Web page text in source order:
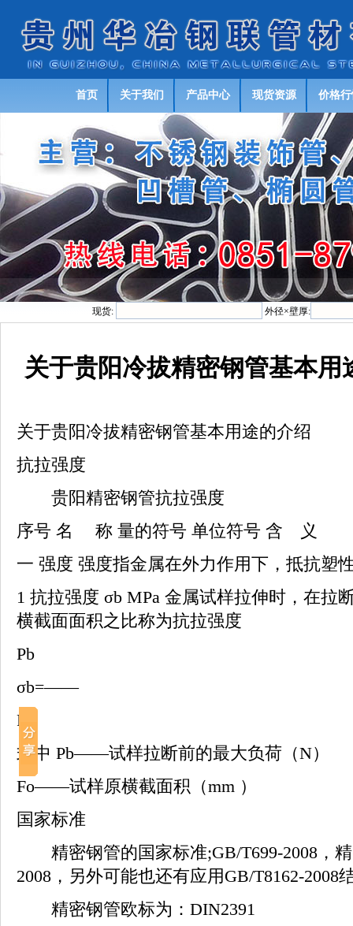
首页 关于我们 产品中心 现货资源 价格
现货: 外径×壁厚:
关于贵阳冷拔精密钢管基本用
关于贵阳冷拔精密钢管基本用途的介绍
抗拉强度
贵阳精密钢管抗拉强度
序号 名 称 量的符号 单位符号 含 义
一 强度 强度指金属在外力作用下，抵抗塑
1 抗拉强度 σb MPa 金属试样拉伸时，在拉
横截面面积之比称为抗拉强度
Pb
σb=——
Fo
式中 Pb——试样拉断前的最大负荷（N）
Fo——试样原横截面积（mm ）
国家标准
精密钢管的国家标准;GB/T699-2008，精
2008，另外可能也还有应用GB/T8162-2008
精密钢管欧标为：DIN2391